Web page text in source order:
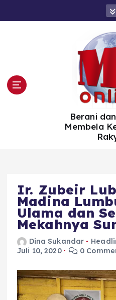
Berani
Membela
Ir. Zubeir
Madina
Ulama dan
Mekahnya
Dina Sukandar
Juli 10, 2020
0